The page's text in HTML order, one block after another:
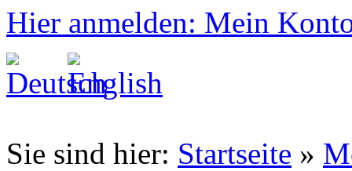
Hier anmelden: Mein
Sie sind hier: Startseite »